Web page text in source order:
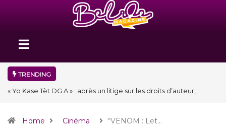
TRENDING
« Yo Kase Tèt DG A » : après un litige sur les droits d’auteur,
Home Cinéma “VENOM : Let…